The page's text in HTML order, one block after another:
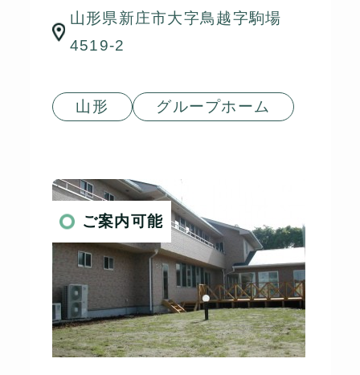
山形県新庄市大字鳥越字駒場
4519-2
山形 グループホーム
ご案内可能